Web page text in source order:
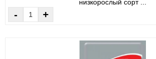
низкорослый сорт ...
- +